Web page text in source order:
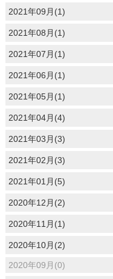
2021年09月(1)
2021年08月(1)
2021年07月(1)
2021年06月(1)
2021年05月(1)
2021年04月(4)
2021年03月(3)
2021年02月(3)
2021年01月(5)
2020年12月(2)
2020年11月(1)
2020年10月(2)
2020年09月(0)